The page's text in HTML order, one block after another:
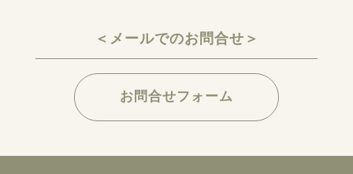
＜メールでのお問合せ＞
お問合せフォーム